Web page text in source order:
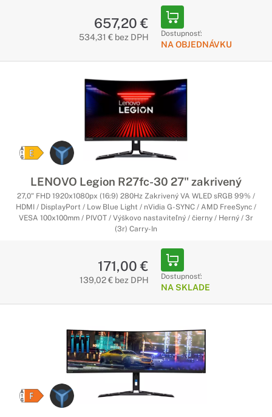
657,20 €
534,31 € bez DPH Dostupnosť:
NA OBJEDNÁVKU
LENOVO Legion R27fc-30 27" zakrivený
27,0" FHD 1920x1080px (16:9) 280Hz Zakrivený VA WLED sRGB 99% /
HDMI / DisplayPort / Low Blue Light / nVidia G-SYNC / AMD FreeSync /
VESA 100x100mm / PIVOT / Výškovo nastaviteľný / čierny / Herný / 3r
(3r) Carry-In
171,00 €
139,02 € bez DPH Dostupnosť:
NA SKLADE